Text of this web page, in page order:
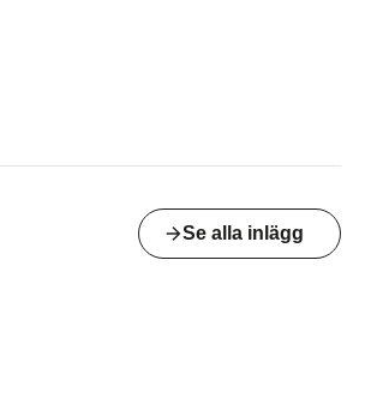
Se alla inlägg